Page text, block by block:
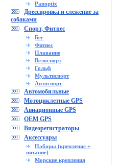
Panoptix
Дрессировка и слежение за
собаками
Спорт, Фитнес
Бег
Фитнес
Плавание
Велоспорт
Гольф
Мультиспорт
Автоспорт
Автомобильные
Мотоциклетные GPS
Авиационные GPS
OEM GPS
Видеорегистраторы
Аксессуары
Наборы (крепление +
питание)
Морские крепления